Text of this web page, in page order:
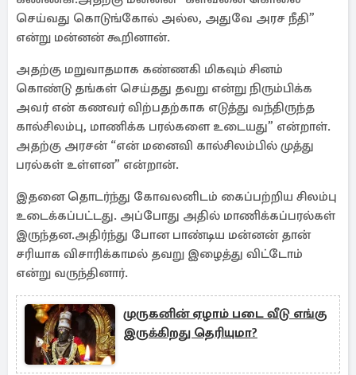
செய்வது கொடுங்கோல் அல்ல, அதுவே அரச நீதி”
என்று மன்னன் கூறினான்.
அதற்கு மறுவாதமாக கண்ணகி மிகவும் சினம்
கொண்டு தங்கள் செய்தது தவறு என்று நிரும்பிக்க
அவர் என் கணவர் விற்பதற்காக எடுத்து வந்திருந்த
கால்சிலம்பு, மாணிக்க பரல்களை உடையது” என்றாள்.
அதற்கு அரசன் “என் மனைவி கால்சிலம்பில் முத்து
பரல்கள் உள்ளன” என்றான்.
இதனை தொடர்ந்து கோவலனிடம் கைப்பற்றிய சிலம்பு
உடைக்கப்பட்டது. அப்போது அதில் மாணிக்கப்பரல்கள்
இருந்தன.அதிர்ந்து போன பாண்டிய மன்னன் தான்
சரியாக விசாரிக்காமல் தவறு இழைத்து விட்டோம்
என்று வருந்தினார்.
முருகனின் ஏழாம் படை வீடு எங்கு
இருக்கிறது தெரியுமா?